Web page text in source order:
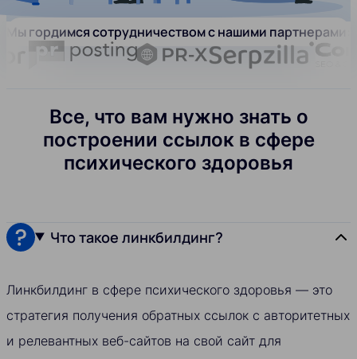
Мы гордимся сотрудничеством с нашими партнерами:
Все, что вам нужно знать о
построении ссылок в сфере
психического здоровья
Что такое линкбилдинг?
Линкбилдинг в сфере психического здоровья — это
стратегия получения обратных ссылок с авторитетных
и релевантных веб-сайтов на свой сайт для